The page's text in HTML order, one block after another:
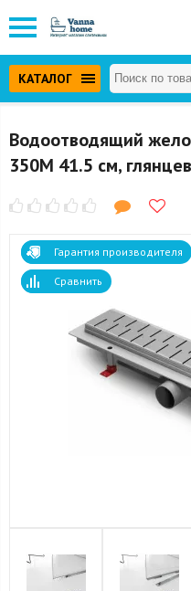
КАТАЛОГ
Водоотводящий
350M 41.5 см,
Гарантия производителя
Сравнить